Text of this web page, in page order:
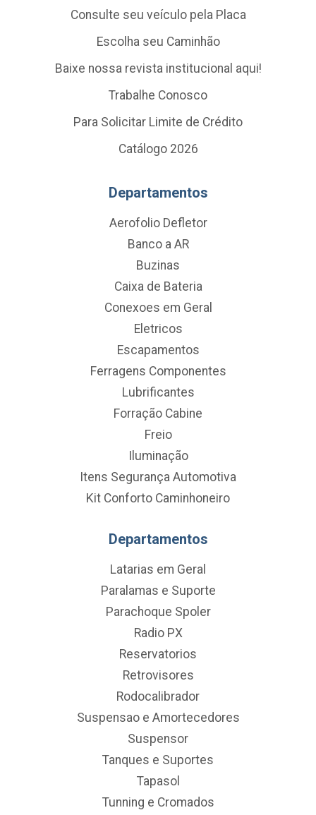
Consulte seu veículo pela Placa
Escolha seu Caminhão
Baixe nossa revista institucional aqui!
Trabalhe Conosco
Para Solicitar Limite de Crédito
Catálogo 2026
Departamentos
Aerofolio Defletor
Banco a AR
Buzinas
Caixa de Bateria
Conexoes em Geral
Eletricos
Escapamentos
Ferragens Componentes
Lubrificantes
Forração Cabine
Freio
Iluminação
Itens Segurança Automotiva
Kit Conforto Caminhoneiro
Departamentos
Latarias em Geral
Paralamas e Suporte
Parachoque Spoler
Radio PX
Reservatorios
Retrovisores
Rodocalibrador
Suspensao e Amortecedores
Suspensor
Tanques e Suportes
Tapasol
Tunning e Cromados